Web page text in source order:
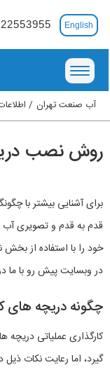
English
آب صنعت تهران
روش نصب
برای آشنایی بیشتر با
قدم به قدم و تصویری آب
خود را با استفاده از
در وبسایت پیش رو با ما
چگونه دریچه های
كارگذاری عملياتی
گيرد، اما رعايت نكات ذيل